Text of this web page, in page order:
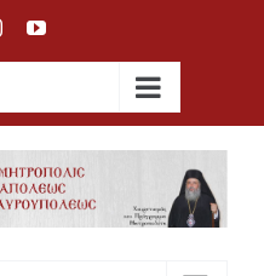
InstagramYouTube